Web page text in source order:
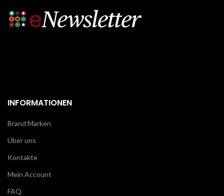
INFORMATIONEN
Brand Marken
Über uns
Kontakte
Mein Account
FAQ